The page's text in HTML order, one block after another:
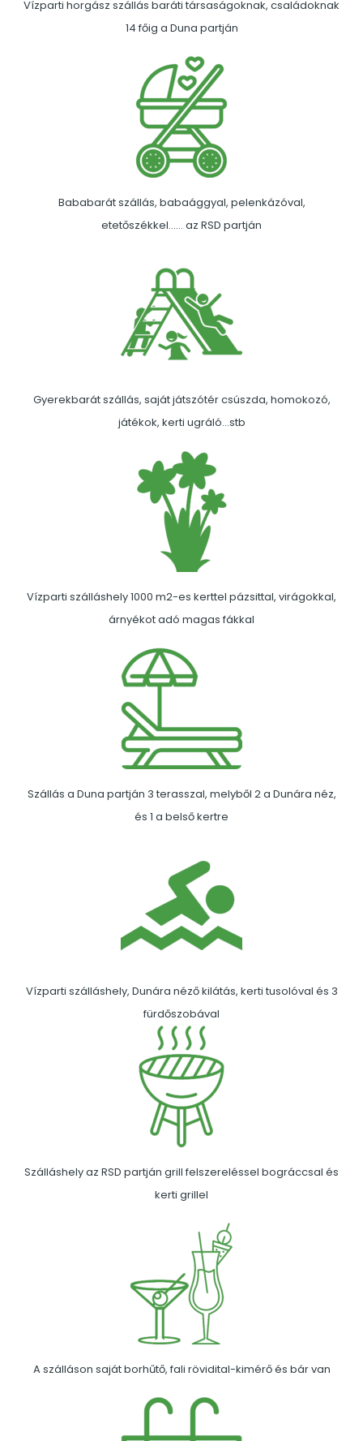
Vízparti horgász szállás baráti társaságoknak, családoknak
14 főig a Duna partján
Bababarát szállás, babaággyal, pelenkázóval,
etetőszékkel…… az RSD partján
Gyerekbarát szállás, saját játszótér csúszda, homokozó,
játékok, kerti ugráló…stb
Vízparti szálláshely 1000 m2-es kerttel pázsittal, virágokkal,
árnyékot adó magas fákkal
Szállás a Duna partján 3 terasszal, melyből 2 a Dunára néz,
és 1 a belső kertre
Vízparti szálláshely, Dunára néző kilátás, kerti tusolóval és 3
fürdőszobával
Szálláshely az RSD partján grill felszereléssel bográccsal és
kerti grillel
A szálláson saját borhűtő, fali rövidital-kimérő és bár van